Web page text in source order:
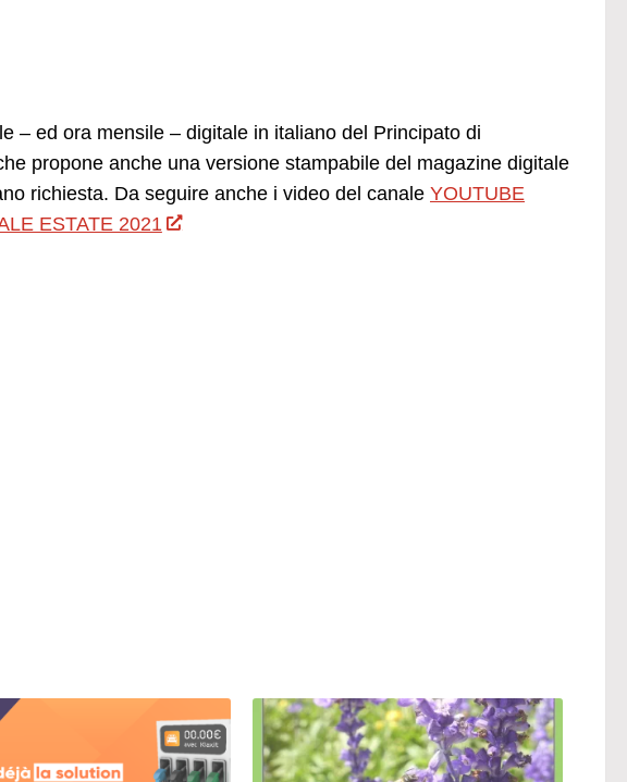
– ed ora mensile – digitale in italiano del Principato di
propone anche una versione stampabile del magazine digitale
richiesta. Da seguire anche i video del canale YOUTUBE
ESTATE 2021